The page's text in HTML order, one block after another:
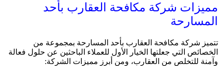
مميزات شركة مكافحة العقارب بأحد
المسارحة
تتميز شركة مكافحة العقارب بأحد المسارحة بمجموعة من
الخصائص التي جعلتها الخيار الأول للعملاء الباحثين عن حلول فعالة
وآمنة للتخلص من العقارب، ومن أبرز مميزات الشركة: